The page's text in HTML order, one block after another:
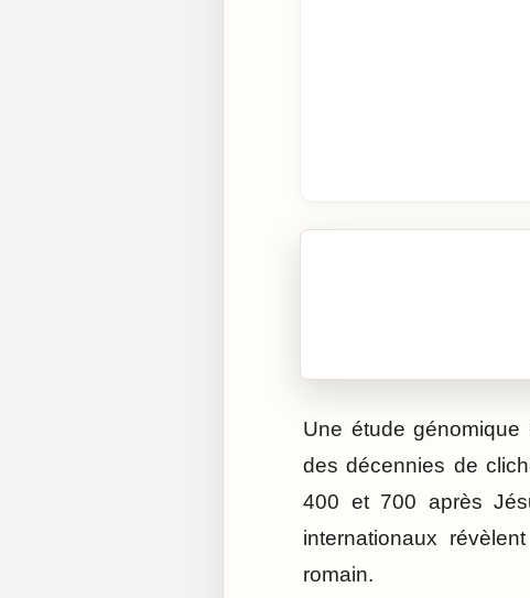
Une étude
des décennies de
400 et 700 après
internationaux
romain.